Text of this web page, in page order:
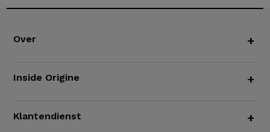
Over +
Inside Origine +
Klantendienst +